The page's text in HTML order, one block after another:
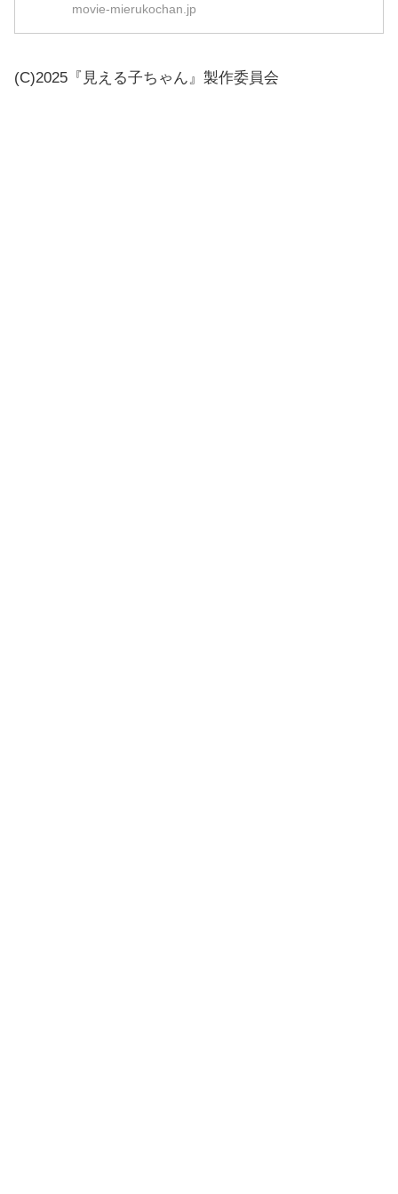
movie-mierukochan.jp
(C)2025『見える子ちゃん』製作委員会